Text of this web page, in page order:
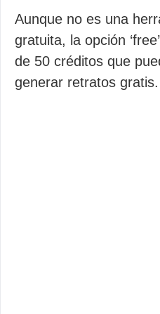
Aunque no es una
gratuita, la opción
de 50 créditos que
generar retratos gratis.